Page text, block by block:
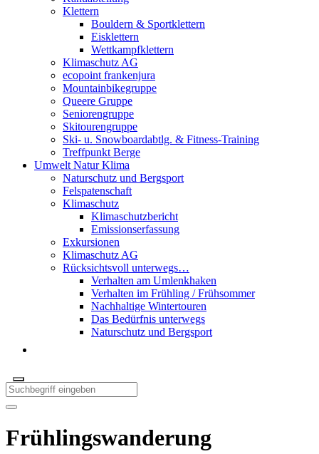
Klettern
Bouldern & Sportklettern
Eisklettern
Wettkampfklettern
Klimaschutz AG
ecopoint frankenjura
Mountainbikegruppe
Queere Gruppe
Seniorengruppe
Skitourengruppe
Ski- u. Snowboardabtlg. & Fitness-Training
Treffpunkt Berge
Umwelt Natur Klima
Naturschutz und Bergsport
Felspatenschaft
Klimaschutz
Klimaschutzbericht
Emissionserfassung
Exkursionen
Klimaschutz AG
Rücksichtsvoll unterwegs…
Verhalten am Umlenkhaken
Verhalten im Frühling / Frühsommer
Nachhaltige Wintertouren
Das Bedürfnis unterwegs
Naturschutz und Bergsport
Frühlingswanderung